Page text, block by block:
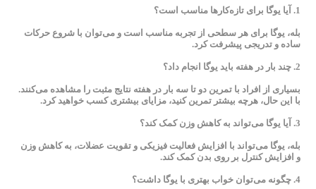
1. آیا یوگا برای تازه‌کارها مناسب است؟
بله، یوگا برای هر سطحی از تجربه مناسب است و می‌توان با شروع حرکات
ساده و تدریجی پیشرفت کرد.
2. چند بار در هفته باید یوگا انجام داد؟
بسیاری از افراد با تمرین دو تا سه بار در هفته نتایج مثبت را مشاهده می‌کنند.
با این حال، هرچه بیشتر تمرین کنید، مزایای بیشتری کسب خواهید کرد.
3. آیا یوگا می‌تواند به کاهش وزن کمک کند؟
بله، یوگا می‌تواند با افزایش فعالیت فیزیکی و تقویت عضلات، به کاهش وزن
و افزایش کنترل بر روی بدن کمک کند.
4. چگونه می‌توان خواب بهتری با یوگا داشت؟